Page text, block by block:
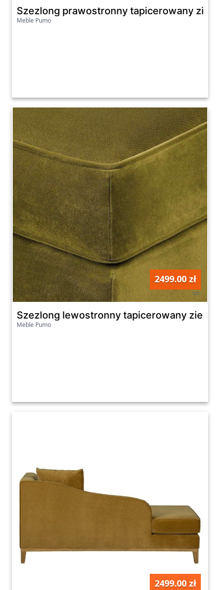
Szezlong prawostronny tapicerowany
Meble Pumo
2499.00 zł
szt
Szezlong lewostronny tapicerowany
Meble Pumo
2499.00 zł